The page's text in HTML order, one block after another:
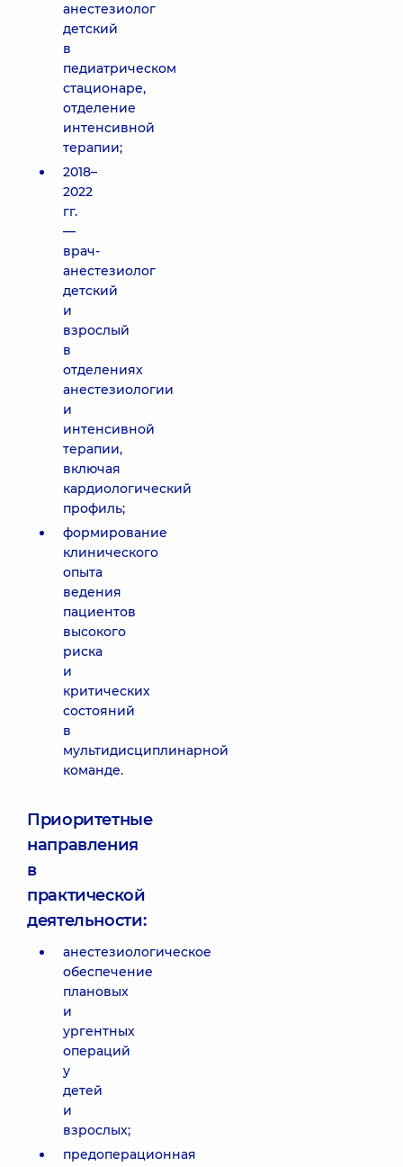
анестезиолог
детский
в
педиатрическом
стационаре,
отделение
интенсивной
терапии;
2018–
2022
гг.
—
врач-
анестезиолог
детский
и
взрослый
в
отделениях
анестезиологии
и
интенсивной
терапии,
включая
кардиологический
профиль;
формирование
клинического
опыта
ведения
пациентов
высокого
риска
и
критических
состояний
в
мультидисциплинарной
команде.
Приоритетные
направления
в
практической
деятельности:
анестезиологическое
обеспечение
плановых
и
ургентных
операций
у
детей
и
взрослых;
предоперационная